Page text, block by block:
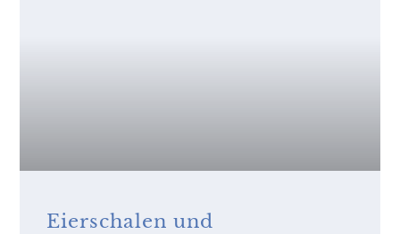
Eierschalen und